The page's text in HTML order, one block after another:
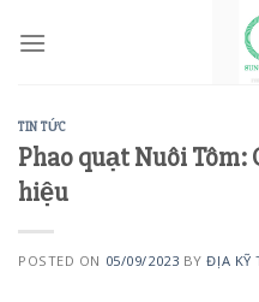
TIN TỨC
Phao quạt Nuôi
hiệu
POSTED ON 05/09/2023 BYĐỊA KỸ